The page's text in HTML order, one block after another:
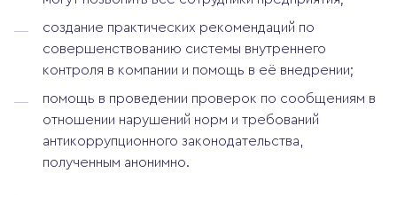
создание практических рекомендаций по
совершенствованию системы внутреннего
контроля в компании и помощь в её внедрении;
помощь в проведении проверок по сообщениям в
отношении нарушений норм и требований
антикоррупционного законодательства,
полученным анонимно.